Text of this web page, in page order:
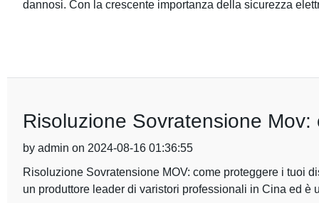
dannosi. Con la crescente importanza della sicurezza
Risoluzione Sovratensione
by admin on 2024-08-16 01:36:55
Risoluzione Sovratensione MOV: come proteggere i tuoi
un produttore leader di varistori professionali in Cina ed è